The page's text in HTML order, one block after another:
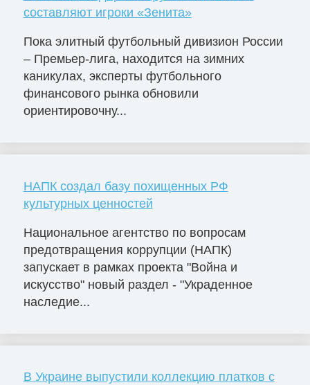
составляют игроки «Зенита»
Пока элитный футбольный дивизион России
– Премьер-лига, находится на зимних
каникулах, эксперты футбольного
финансового рынка обновили
ориентировочну...
НАПК создал базу похищенных РФ
культурных ценностей
Национальное агентство по вопросам
предотвращения коррупции (НАПК)
запускает в рамках проекта "Война и
искусство" новый раздел - "Украденное
наследие...
В Украине выпустили коллекцию платков с